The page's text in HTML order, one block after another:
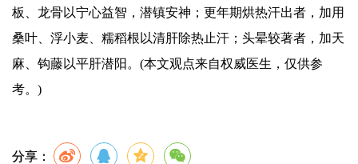
板、龙骨以宁心益智，潜镇安神；更年期烘热汗出者，加用
桑叶、浮小麦、糯稻根以清肝除热止汗；头晕较著者，加天
麻、钩藤以平肝潜阳。(本文观点来自权威医生，仅供参
考。)
分享：